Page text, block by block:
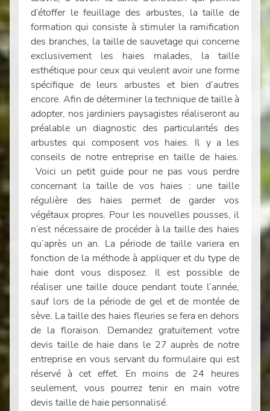
d’étoffer le feuillage des arbustes, la taille de
formation qui consiste à stimuler la ramification
des branches, la taille de sauvetage qui concerne
exclusivement les haies malades, la taille
esthétique pour ceux qui veulent avoir une forme
spécifique de leurs arbustes et bien d’autres
encore. Afin de déterminer la technique de taille à
adopter, nos jardiniers paysagistes réaliseront au
préalable un diagnostic des particularités des
arbustes qui composent vos haies. Il y a les
conseils de notre entreprise en taille de haies.
Voici un petit guide pour ne pas vous perdre
concernant la taille de vos haies : une taille
régulière des haies permet de garder vos
végétaux propres. Pour les nouvelles pousses, il
n’est nécessaire de procéder à la taille des haies
qu’après un an. La période de taille variera en
fonction de la méthode à appliquer et du type de
haie dont vous disposez. Il est possible de
réaliser une taille douce pendant toute l’année,
sauf lors de la période de gel et de montée de
sève. La taille des haies fleuries se fera en dehors
de la floraison. Demandez gratuitement votre
devis taille de haie dans le 27 auprès de notre
entreprise en vous servant du formulaire qui est
réservé à cet effet. En moins de 24 heures
seulement, vous pourrez tenir en main votre
devis taille de haie personnalisé.